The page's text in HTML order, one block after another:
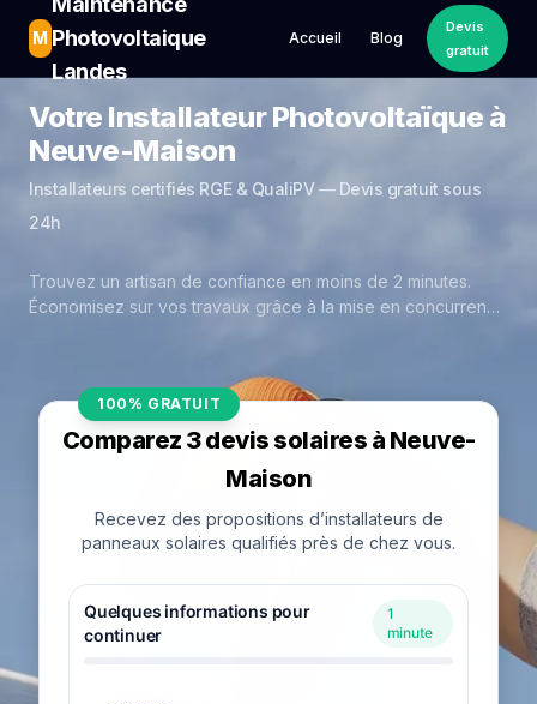
M Photovoltaique
Landes
Accueil Blog
Devis
gratuit
Votre Installateur Photovoltaïque à
Neuve-Maison
Installateurs certifiés RGE & QualiPV — Devis gratuit sous
24h
Trouvez un artisan de confiance en moins de 2 minutes.
Économisez sur vos travaux grâce à la mise en concurrence
100% GRATUIT
Comparez 3 devis solaires à Neuve-
Maison
Recevez des propositions d’installateurs de
panneaux solaires qualifiés près de chez vous.